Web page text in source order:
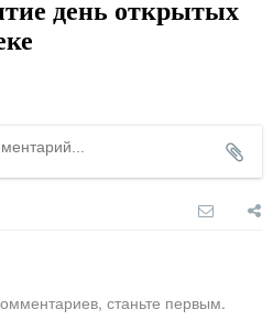
день открытых
станьте первым.